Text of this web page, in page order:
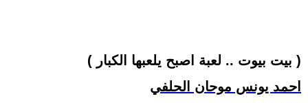
( بيت بيوت .. لعبة اصبح يلعبها الكبار )
احمد يونس موحان الحلفي